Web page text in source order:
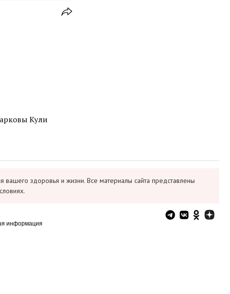
Кули
вашего здоровья и жизни. Все материалы сайта представлены
информация